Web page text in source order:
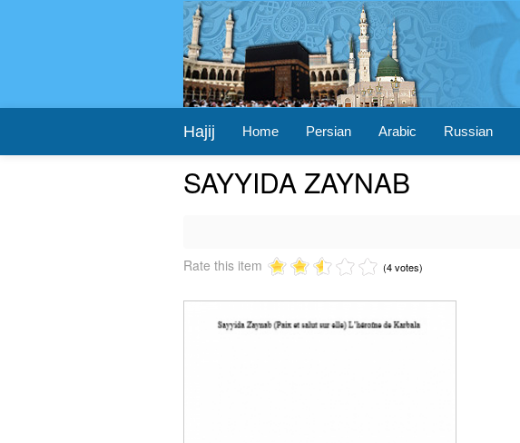
Hajij Home Persian Arabic Russian
SAYYIDA ZAYNAB
Rate this item (4 votes)